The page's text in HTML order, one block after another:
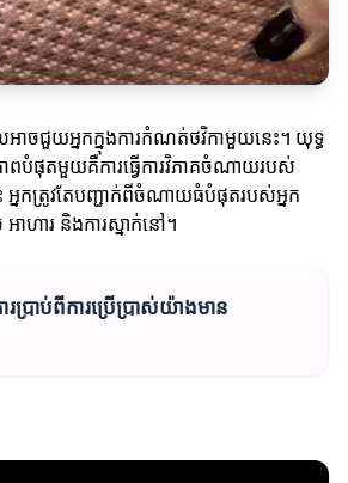
អាចជួយអ្នកក្នុងការកំណត់ថវិកាមួយនេះ។ យុទ្ធ
ពបំផុតមួយគឺការធ្វើការវិភាគចំណាយរបស់
ះ អ្នកត្រូវតែបញ្ជាក់ពីចំណាយធំបំផុតរបស់អ្នក
ាហារ និងការស្នាក់នៅ។
រប្រាប់ពីការប្រើប្រាស់យ៉ាងមាន